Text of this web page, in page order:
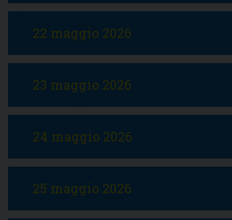
22 maggio 2026
23 maggio 2026
24 maggio 2026
25 maggio 2026